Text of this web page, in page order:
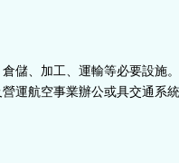
儲、加工、運輸等必要設施。
運航空事業辦公或具交通系